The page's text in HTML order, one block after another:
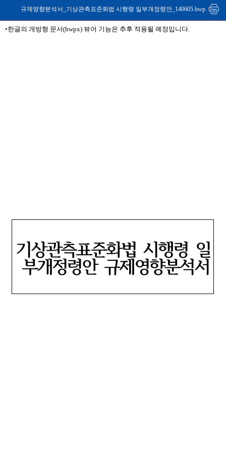
규제영향분석서_기상관측표준화법 시행령 일부개정령안_140605.hwp
•한글의 개방형 문서(hwpx) 뷰어 기능은 추후 적용될 예정입니다.